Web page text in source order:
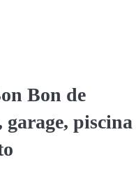
Bon de
piscina